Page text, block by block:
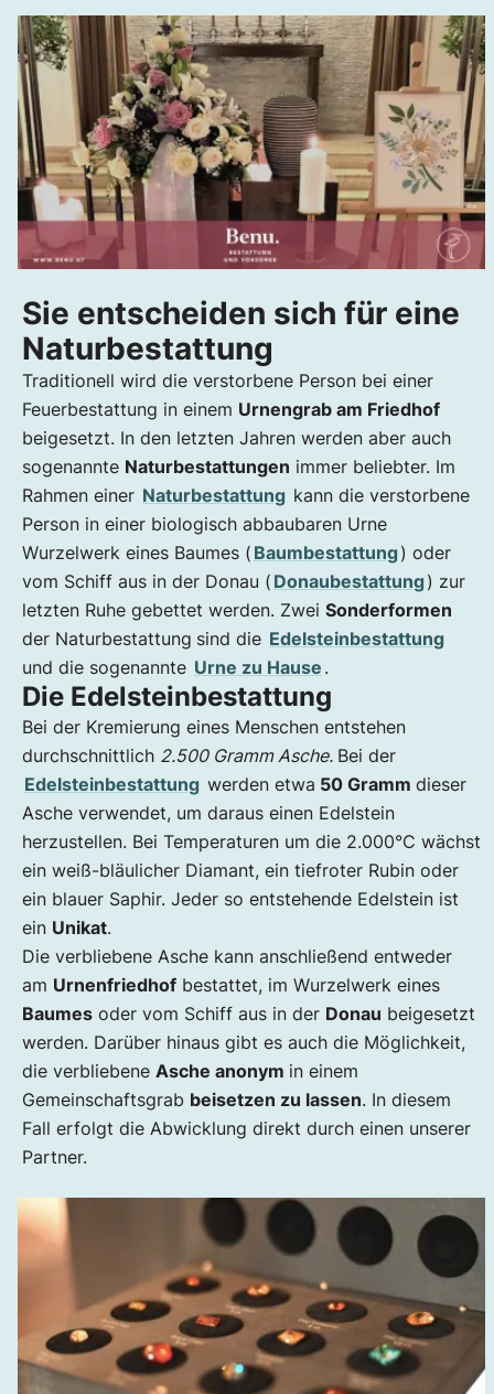
Sie entscheiden sich für eine
Naturbestattung
Traditionell wird die verstorbene Person bei einer
Feuerbestattung in einem Urnengrab am Friedhof
beigesetzt. In den letzten Jahren werden aber auch
sogenannte Naturbestattungen immer beliebter. Im
Rahmen einer Naturbestattung kann die verstorbene
Person in einer biologisch abbaubaren Urne
Wurzelwerk eines Baumes ( Baumbestattung) oder
vom Schiff aus in der Donau ( Donaubestattung) zur
letzten Ruhe gebettet werden. Zwei Sonderformen
der Naturbestattung sind die Edelsteinbestattung
und die sogenannte Urne zu Hause .
Die Edelsteinbestattung
Bei der Kremierung eines Menschen entstehen
durchschnittlich 2.500 Gramm Asche. Bei der
Edelsteinbestattung werden etwa 50 Gramm dieser
Asche verwendet, um daraus einen Edelstein
herzustellen. Bei Temperaturen um die 2.000°C wächst
ein weiß-bläulicher Diamant, ein tiefroter Rubin oder
ein blauer Saphir. Jeder so entstehende Edelstein ist
ein Unikat.
Die verbliebene Asche kann anschließend entweder
am Urnenfriedhof bestattet, im Wurzelwerk eines
Baumes oder vom Schiff aus in der Donau beigesetzt
werden. Darüber hinaus gibt es auch die Möglichkeit,
die verbliebene Asche anonym in einem
Gemeinschaftsgrab beisetzen zu lassen. In diesem
Fall erfolgt die Abwicklung direkt durch einen unserer
Partner.